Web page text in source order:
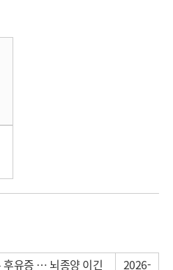
후유증 … 뇌종양 이긴
2026-